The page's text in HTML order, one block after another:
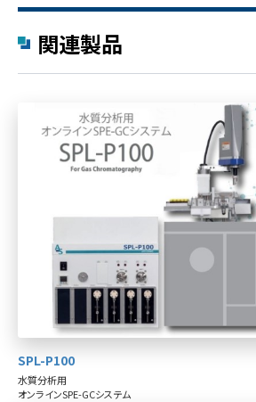
関連製品
SPL-P100
水質分析用
オンラインSPE-GCシステム